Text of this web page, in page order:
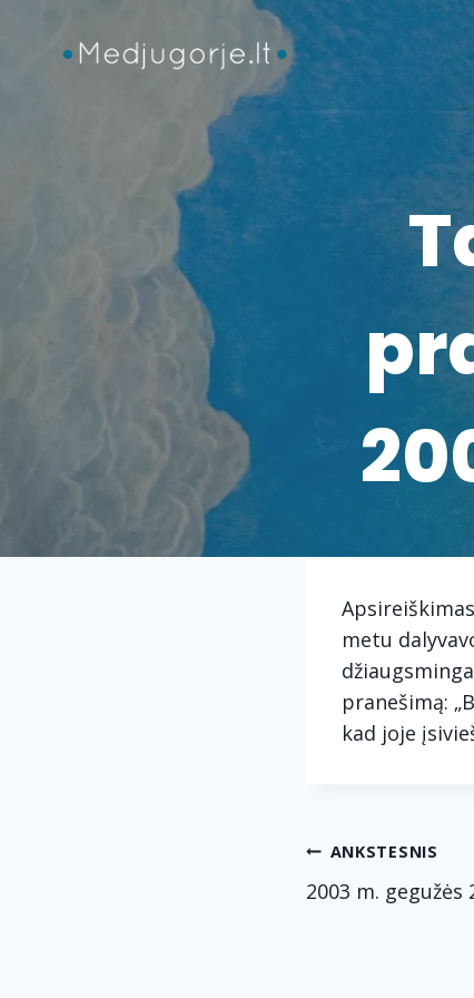
metu
pranešimą:
kad joje
ANKSTESNIS
2003 m. gegužės